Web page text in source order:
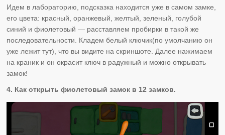
Идем в лабораторию, подсказка находится уже в самом замке,
его цвета: красный, оранжевый, желтый, зеленый, голубой
синий и фиолетовый — расставляем пробирки в такой же
последовательности. Кладем белый ключик(по умолчанию он
уже лежит тут), что вы видите на скриншоте. Далее нажимаем
на краник и он окрасит ключ в радужный и можно открывать
замок!
4. Как открыть фиолетовый замок в 12 замков.